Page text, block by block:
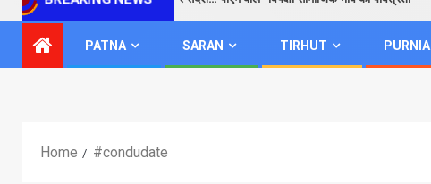
PATNA SARAN TIRHUT PURNIA
Home #condudate